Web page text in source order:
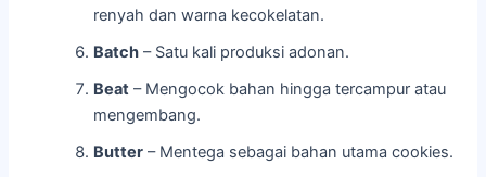
renyah dan warna kecokelatan.
Batch – Satu kali produksi adonan.
Beat – Mengocok bahan hingga tercampur atau
mengembang.
Butter – Mentega sebagai bahan utama cookies.